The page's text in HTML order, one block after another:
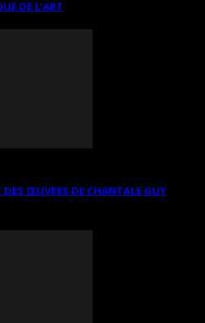
DE L’ART
DES ŒUVRES DE CHANTALE GUY